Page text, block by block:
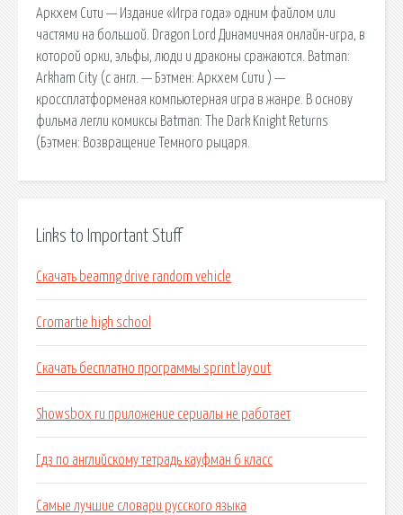
Аркхем Сити — Издание «Игра года» одним файлом или
частями на большой. Dragon Lord Динамичная онлайн-игра, в
которой орки, эльфы, люди и драконы сражаются. Batman:
Arkham City (с англ. — Бэтмен: Аркхем Cити ) —
кроссплатформеная компьютерная игра в жанре. В основу
фильма легли комиксы Batman: The Dark Knight Returns
(Бэтмен: Возвращение Темного рыцаря.
Links to Important Stuff
Скачать beamng drive random vehicle
Cromartie high school
Скачать бесплатно программы sprint layout
Showsbox ru приложение сериалы не работает
Гдз по английскому тетрадь кауфман 6 класс
Самые лучшие словари русского языка